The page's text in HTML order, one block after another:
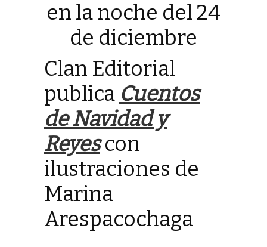
en la noche del 24
de diciembre
Clan Editorial
publica Cuentos
de Navidad y
Reyes con
ilustraciones de
Marina
Arespacochaga